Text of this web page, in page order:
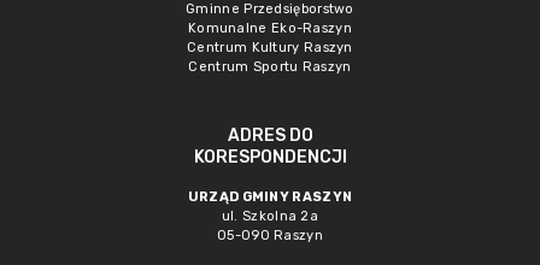
Gminne Przedsięborstwo
Komunalne Eko-Raszyn
Centrum Kultury Raszyn
Centrum Sportu Raszyn
ADRES DO
KORESPONDENCJI
URZĄD GMINY RASZYN
ul. Szkolna 2a
05-090 Raszyn